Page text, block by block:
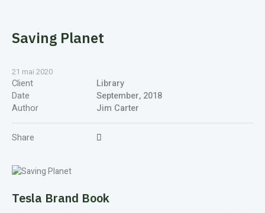
Saving Planet
21 mai 2020
Tesla Brand Book
Client
Library
Date
September, 2018
Author
Jim Carter
Share